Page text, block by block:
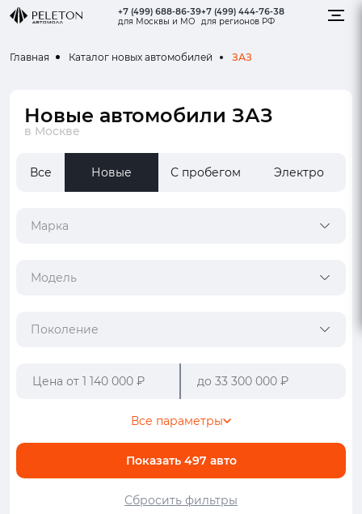
+7 (499) 688-86-39
для Москвы и МО
+7 (499) 444-76-38
для регионов РФ
Главная Каталог новых автомобилей ЗАЗ
Новые автомобили ЗАЗ
в Москве
Все Новые С пробегом Электро
Марка
Модель
Поколение
Показать 497 авто
Все параметры
Сбросить фильтры